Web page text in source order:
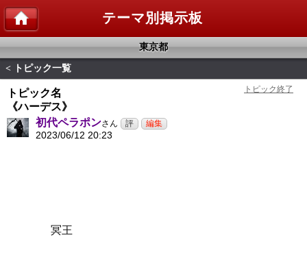
テーマ別掲示板
東京都
< トピック一覧
トピック名
《ハーデス》
初代ペラポンさん
2023/06/12 20:23
冥王